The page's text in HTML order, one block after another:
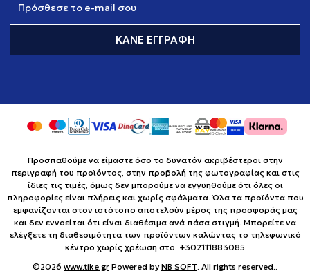
Πρόσθεσε το e-mail σου
ΚΆΝΕ ΕΓΓΡΑΦΉ
Προσπαθούμε να είμαστε όσο το δυνατόν ακριβέστεροι στην
περιγραφή του προϊόντος, στην προβολή της φωτογραφίας και στις
ίδιες τις τιμές, όμως δεν μπορούμε να εγγυηθούμε ότι όλες οι
πληροφορίες είναι πλήρεις και χωρίς σφάλματα. Όλα τα προϊόντα που
εμφανίζονται στον ιστότοπο αποτελούν μέρος της προσφοράς μας
και δεν εννοείται ότι είναι διαθέσιμα ανά πάσα στιγμή. Μπορείτε να
ελέγξετε τη διαθεσιμότητα των προϊόντων καλώντας το τηλεφωνικό
κέντρο χωρίς χρέωση στο +302111883085
©2026 www.tike.gr Powered by NB SOFT . All rights reserved..